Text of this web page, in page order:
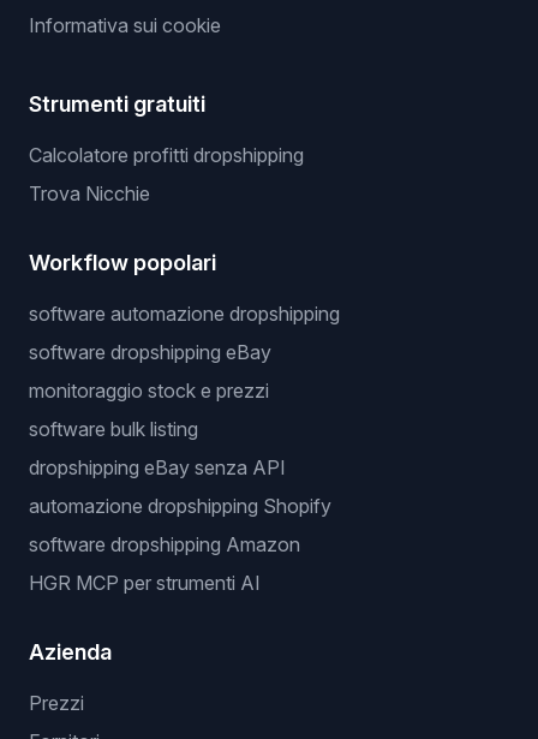
Informativa sui cookie
Strumenti gratuiti
Calcolatore profitti dropshipping
Trova Nicchie
Workflow popolari
software automazione dropshipping
software dropshipping eBay
monitoraggio stock e prezzi
software bulk listing
dropshipping eBay senza API
automazione dropshipping Shopify
software dropshipping Amazon
HGR MCP per strumenti AI
Azienda
Prezzi